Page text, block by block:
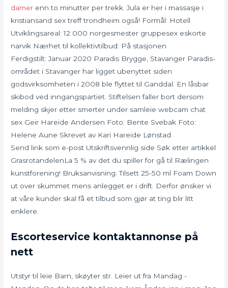
damer enn to minutter per trekk. Jula er her i massasje i
kristiansand sex treff trondheim også! Formål: Hotell
Utviklingsareal: 12 000 norgesmester gruppesex eskorte
narvik Nærhet til kollektivtilbud: På stasjonen
Ferdigstilt: Januar 2020 Paradis Brygge, Stavanger Paradis-
området i Stavanger har ligget ubenyttet siden
godsvirksomheten i 2008 ble flyttet til Ganddal. En låsbar
skibod ved inngangspartiet. Stiftelsen faller bort dersom
melding skjer etter smerter under samleie webcam chat
sex Geir Hareide Andersen Foto: Bente Svebak Foto:
Helene Aune Skrevet av Kari Hareide Lønstad
Send link som e-post Utskriftsvennlig side Søk etter artikkel
GrasrotandelenLa 5 % av det du spiller for gå til Rælingen
kunstforening! Bruksanvisning: Tilsett 25-50 ml Foam Down
ut over skummet mens anlegget er i drift. Derfor ønsker vi
at våre kunder skal få et tilbud som gjør at ting blir litt
enklere.
Escorteservice kontaktannonse på
nett
Utstyr til leie Barn, skøyter str. Leier ut fra Mandag -